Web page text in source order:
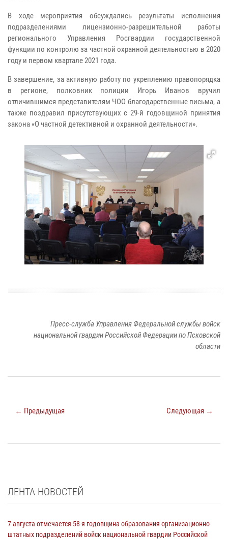
В ходе мероприятия обсуждались результаты исполнения
подразделениями лицензионно-разрешительной работы
регионального Управления Росгвардии государственной
функции по контролю за частной охранной деятельностью в 2020
году и первом квартале 2021 года.
В завершение, за активную работу по укреплению правопорядка
в регионе, полковник полиции Игорь Иванов вручил
отличившимся представителям ЧОО благодарственные письма, а
также поздравил присутствующих с 29-й годовщиной принятия
закона «О частной детективной и охранной деятельности».
Пресс-служба Управления Федеральной службы войск
национальной гвардии Российской Федерации по Псковской
области
← Предыдущая Следующая →
ЛЕНТА НОВОСТЕЙ
7 августа отмечается 58-я годовщина образования организационно-
штатных подразделений войск национальной гвардии Российской